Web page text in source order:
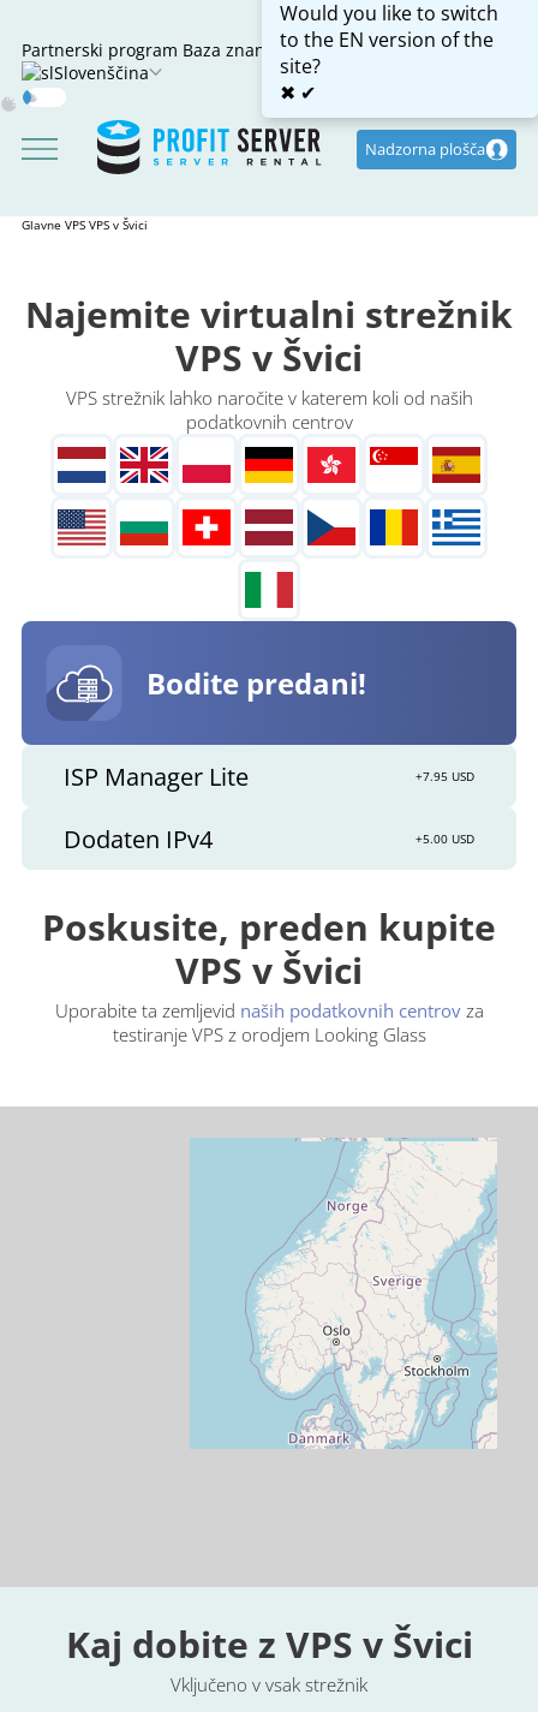
Partnerski program Baza znanja
Slovenščina
Would you like to switch
to the EN version of the
site?
✖ ✔
Mode
Nadzorna plošča
Glavne VPS VPS v Švici
Najemite virtualni strežnik
VPS v Švici
VPS strežnik lahko naročite v katerem koli od naših
podatkovnih centrov
Bodite predani!
ISP Manager Lite +7.95 USD
Dodaten IPv4 +5.00 USD
Poskusite, preden kupite
VPS v Švici
Uporabite ta zemljevid naših podatkovnih centrovza
testiranje VPS z orodjem Looking Glass
Kaj dobite z VPS v Švici
Vključeno v vsak strežnik